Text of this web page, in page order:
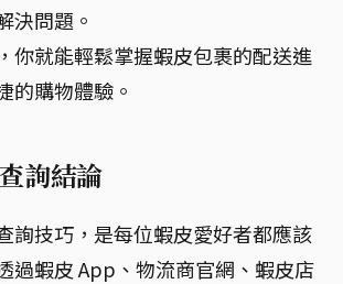
決問題。
你就能輕鬆掌握蝦皮包裹的配送進
的購物體驗。
詢結論
詢技巧，是每位蝦皮愛好者都應該
過蝦皮 App、物流商官網、蝦皮店